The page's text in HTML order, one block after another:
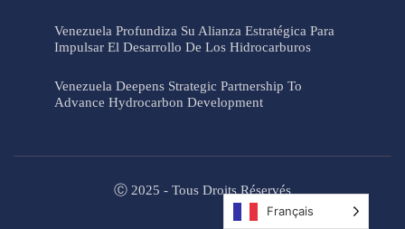
Venezuela Profundiza Su Alianza Estratégica Para
Impulsar El Desarrollo De Los Hidrocarburos
Venezuela Deepens Strategic Partnership To
Advance Hydrocarbon Development
Ⓒ 2025 - Tous Droits Réservés
Français